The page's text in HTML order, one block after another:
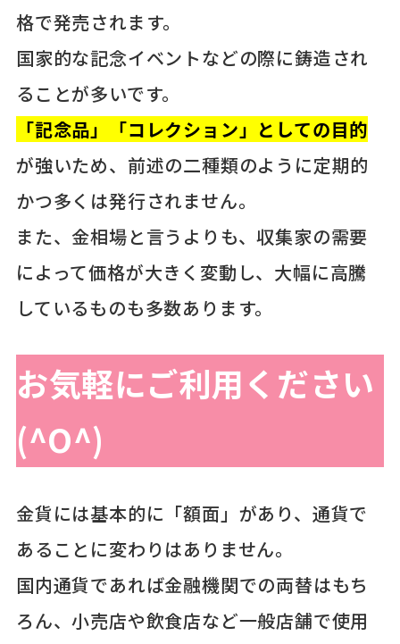
格で発売されます。
国家的な記念イベントなどの際に鋳造され
ることが多いです。
「記念品」「コレクション」としての目的
が強いため、前述の二種類のように定期的
かつ多くは発行されません。
また、金相場と言うよりも、収集家の需要
によって価格が大きく変動し、大幅に高騰
しているものも多数あります。
お気軽にご利用ください
(^O^)
金貨には基本的に「額面」があり、通貨で
あることに変わりはありません。
国内通貨であれば金融機関での両替はもち
ろん、小売店や飲食店など一般店舗で使用